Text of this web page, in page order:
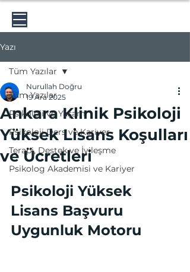
Yazı
Tüm Yazılar
Psikoloji ve Yaşam
Psikoloji Ders ve Kariyer
Terapi, Destek ve İyileşme
Psikolog Akademisi ve Kariyer
Tüm Yazılar
Ankara Klinik Psikoloji
Yüksek Lisans Koşulları
ve Ücretleri
Nurullah Doğru
19 Ara 2025
Psikoloji Yüksek
Lisans Başvuru
Uygunluk Motoru